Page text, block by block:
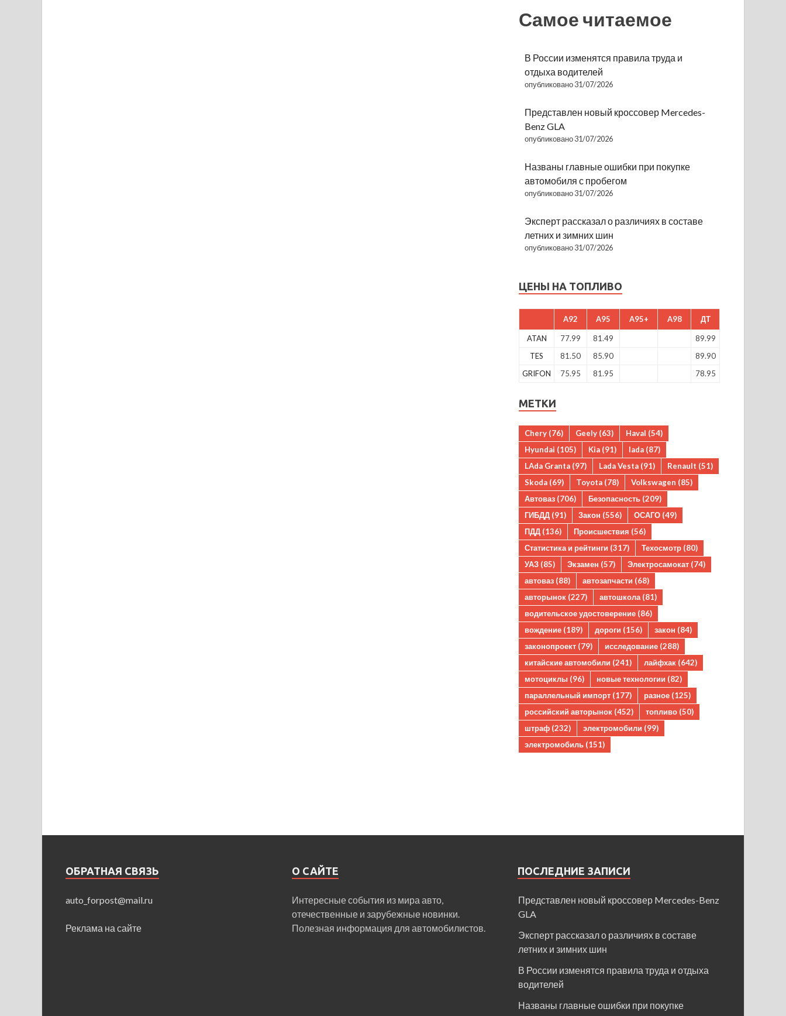
Самое читаемое
В России изменятся правила труда и
отдыха водителей
опубликовано 31/07/2026
Представлен новый кроссовер Mercedes-
Benz GLA
опубликовано 31/07/2026
Названы главные ошибки при покупке
автомобиля с пробегом
опубликовано 31/07/2026
Эксперт рассказал о различиях в составе
летних и зимних шин
опубликовано 31/07/2026
ЦЕНЫ НА ТОПЛИВО
A92 A95 A95+ A98 ДТ
ATAN 77.99 81.49
89.99
TES
81.50 85.90
89.90
GRIFON
75.95 81.95 78.95
МЕТКИ
Chery (76) Geely (63) Haval (54)
Hyundai (105) Kia (91) lada (87)
LAda Granta (97) Lada Vesta (91) Renault (51)
Skoda (69) Toyota (78) Volkswagen (85)
Автоваз (706) Безопасность (209)
ГИБДД (91) Закон (556) ОСАГО (49)
ПДД (136) Происшествия (56)
Статистика и рейтинги (317) Техосмотр (80)
УАЗ (85) Экзамен (57) Электросамокат (74)
автоваз (88) автозапчасти (68)
авторынок (227) автошкола (81)
водительское удостоверение (86)
вождение (189) дороги (156) закон (84)
законопроект (79) исследование (288)
китайские автомобили (241) лайфхак (642)
мотоциклы (96) новые технологии (82)
параллельный импорт (177) разное (125)
российский авторынок (452) топливо (50)
штраф (232) электромобили (99)
электромобиль (151)
ОБРАТНАЯ СВЯЗЬ
auto_forpost@mail.ru
Реклама на сайте
О САЙТЕ
Интересные события из мира авто,
отечественные и зарубежные новинки.
Полезная информация для автомобилистов.
ПОСЛЕДНИЕ ЗАПИСИ
Представлен новый кроссовер Mercedes-Benz
GLA
Эксперт рассказал о различиях в составе
летних и зимних шин
В России изменятся правила труда и отдыха
водителей
Названы главные ошибки при покупке